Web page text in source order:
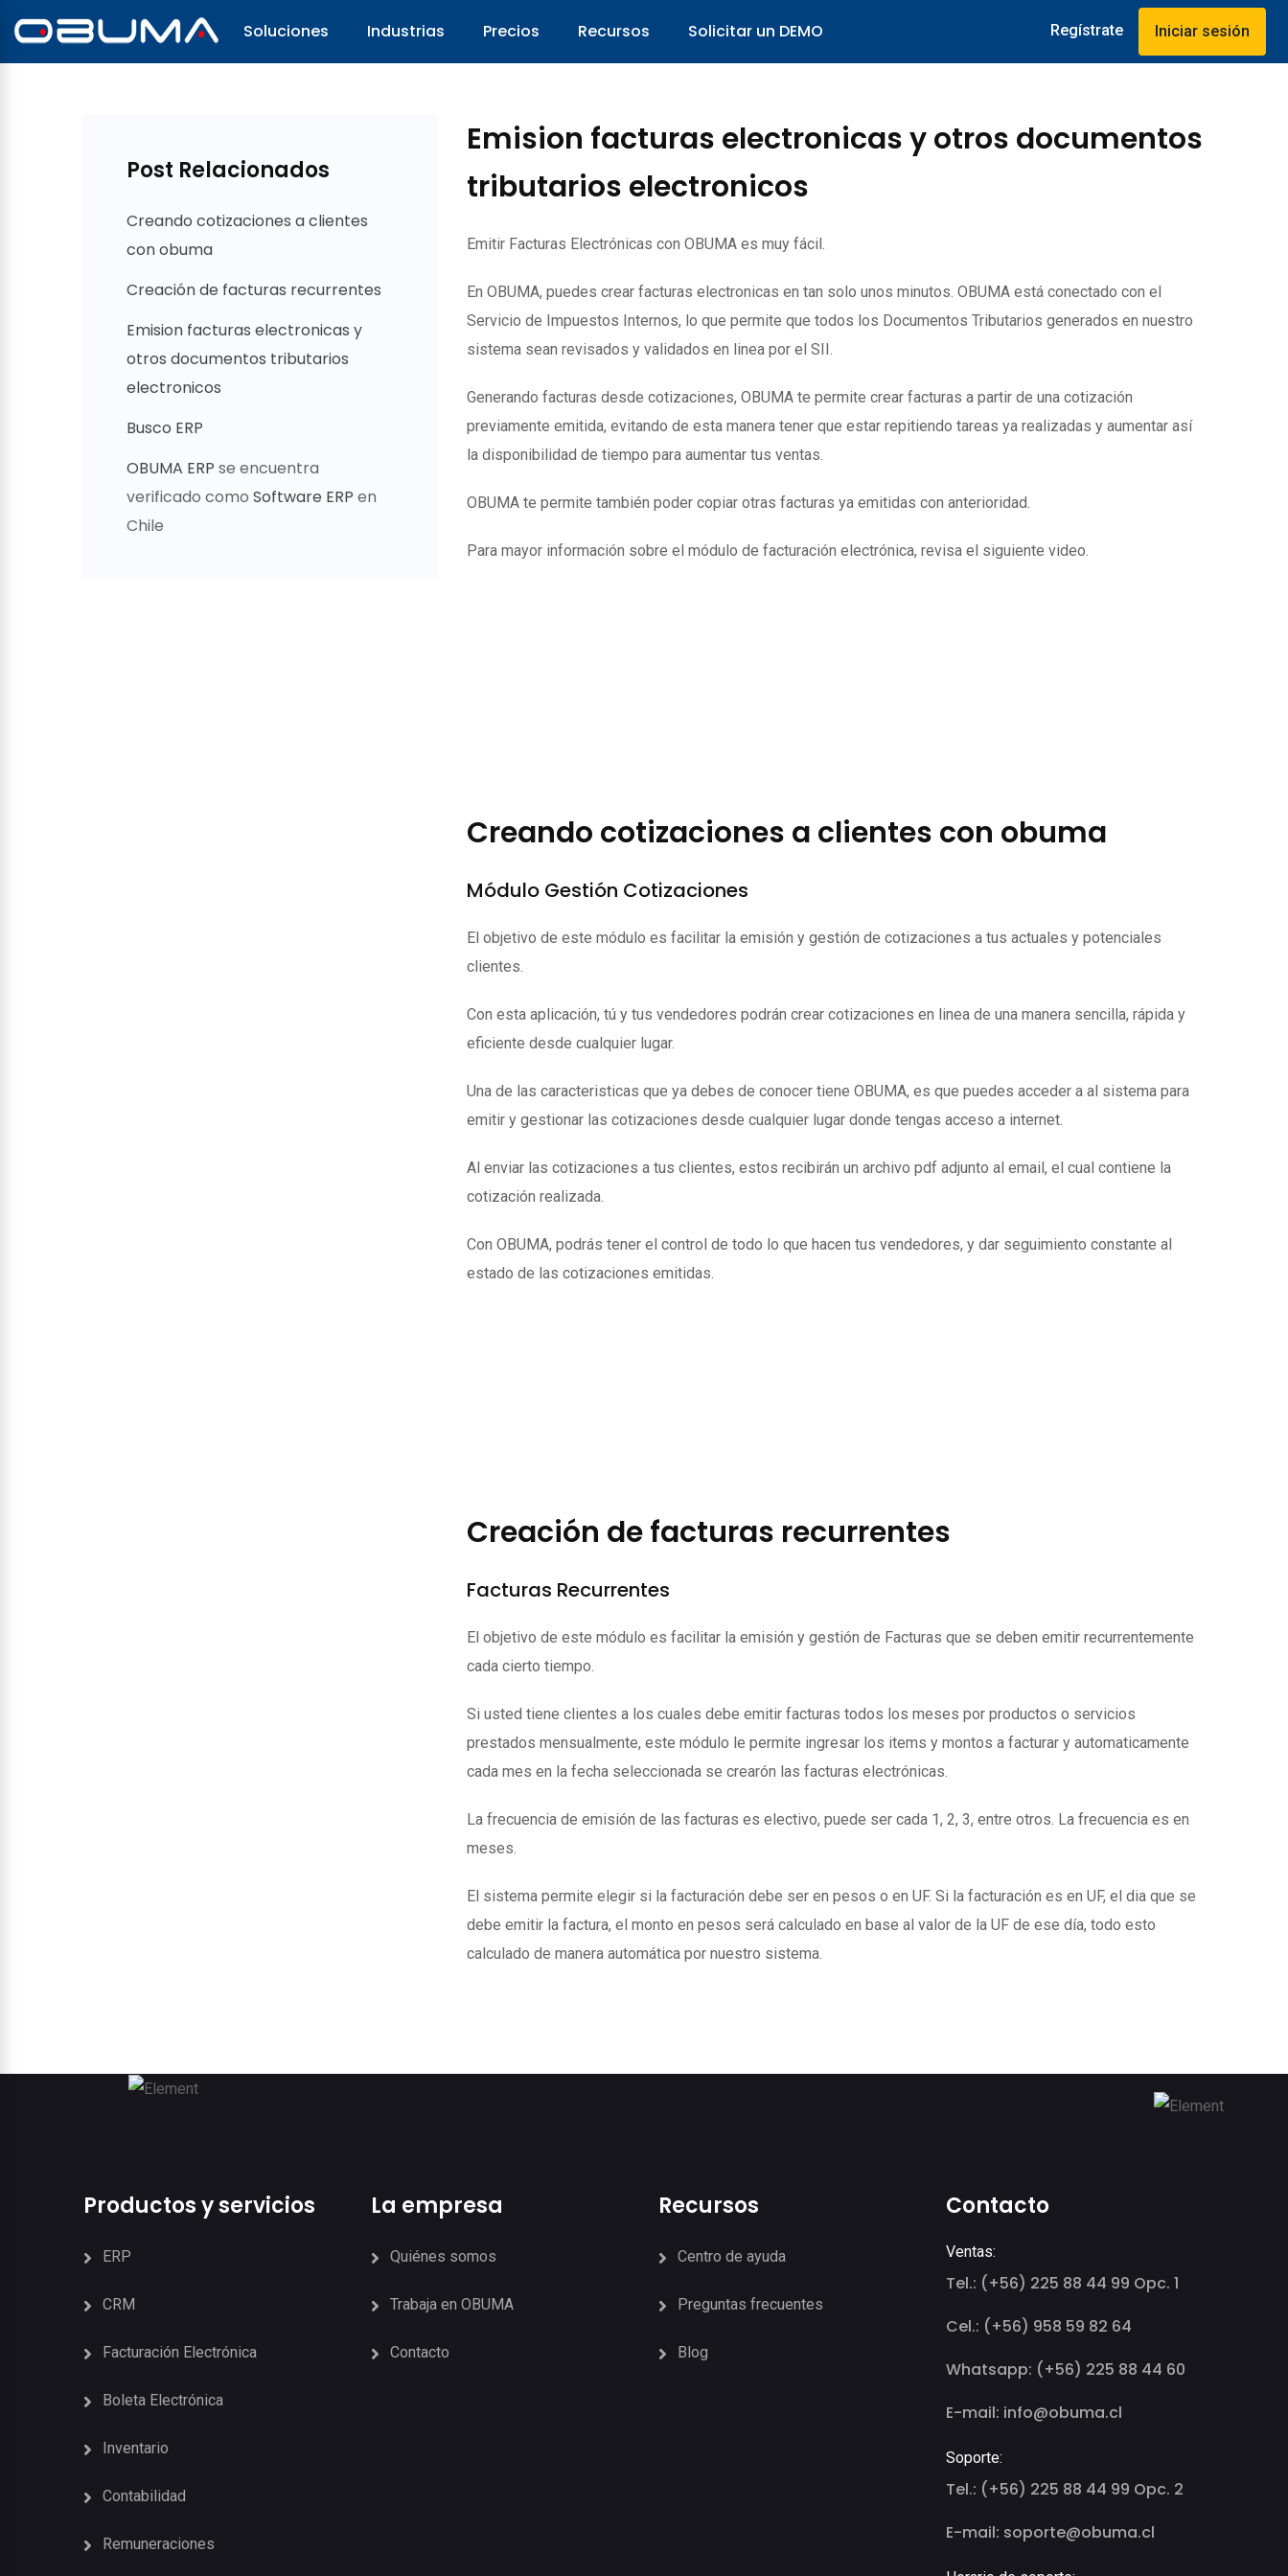
Soluciones Industrias Precios Recursos Solicitar un DEMO Regístrate Iniciar sesión
Emision facturas electronicas y otros documentos
tributarios electronicos
Emitir Facturas Electrónicas con OBUMA es muy fácil.
En OBUMA, puedes crear facturas electronicas en tan solo unos minutos. OBUMA está conectado con el
Servicio de Impuestos Internos, lo que permite que todos los Documentos Tributarios generados en nuestro
sistema sean revisados y validados en linea por el SII.
Generando facturas desde cotizaciones, OBUMA te permite crear facturas a partir de una cotización
previamente emitida, evitando de esta manera tener que estar repitiendo tareas ya realizadas y aumentar así
la disponibilidad de tiempo para aumentar tus ventas.
OBUMA te permite también poder copiar otras facturas ya emitidas con anterioridad.
Para mayor información sobre el módulo de facturación electrónica, revisa el siguiente video.
Post Relacionados
Creando cotizaciones a clientes
con obuma
Creación de facturas recurrentes
Emision facturas electronicas y
otros documentos tributarios
electronicos
Busco ERP
OBUMA ERP se encuentra
verificado como Software ERP en
Chile
Creando cotizaciones a clientes con obuma
Módulo Gestión Cotizaciones
El objetivo de este módulo es facilitar la emisión y gestión de cotizaciones a tus actuales y potenciales
clientes.
Con esta aplicación, tú y tus vendedores podrán crear cotizaciones en linea de una manera sencilla, rápida y
eficiente desde cualquier lugar.
Una de las caracteristicas que ya debes de conocer tiene OBUMA, es que puedes acceder a al sistema para
emitir y gestionar las cotizaciones desde cualquier lugar donde tengas acceso a internet.
Al enviar las cotizaciones a tus clientes, estos recibirán un archivo pdf adjunto al email, el cual contiene la
cotización realizada.
Con OBUMA, podrás tener el control de todo lo que hacen tus vendedores, y dar seguimiento constante al
estado de las cotizaciones emitidas.
Creación de facturas recurrentes
Facturas Recurrentes
El objetivo de este módulo es facilitar la emisión y gestión de Facturas que se deben emitir recurrentemente
cada cierto tiempo.
Si usted tiene clientes a los cuales debe emitir facturas todos los meses por productos o servicios
prestados mensualmente, este módulo le permite ingresar los items y montos a facturar y automaticamente
cada mes en la fecha seleccionada se crearón las facturas electrónicas.
La frecuencia de emisión de las facturas es electivo, puede ser cada 1, 2, 3, entre otros. La frecuencia es en
meses.
El sistema permite elegir si la facturación debe ser en pesos o en UF. Si la facturación es en UF, el dia que se
debe emitir la factura, el monto en pesos será calculado en base al valor de la UF de ese día, todo esto
calculado de manera automática por nuestro sistema.
Productos y servicios
ERP
CRM
Facturación Electrónica
Boleta Electrónica
Inventario
Contabilidad
Remuneraciones
La empresa
Quiénes somos
Trabaja en OBUMA
Contacto
Recursos
Centro de ayuda
Preguntas frecuentes
Blog
Contacto
Ventas:
Tel.: (+56) 225 88 44 99 Opc. 1
Cel.: (+56) 958 59 82 64
Whatsapp: (+56) 225 88 44 60
E-mail: info@obuma.cl
Soporte:
Tel.: (+56) 225 88 44 99 Opc. 2
E-mail: soporte@obuma.cl